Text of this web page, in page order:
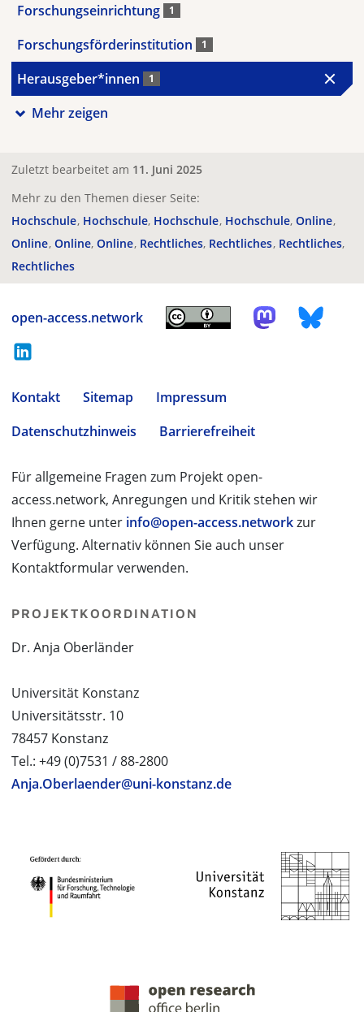
Forschungseinrichtung 1
Forschungsförderinstitution 1
Herausgeber*innen 1
Mehr zeigen
Zuletzt bearbeitet am 11. Juni 2025
Mehr zu den Themen dieser Seite:
Hochschule Hochschule Hochschule Hochschule Online
Online Online Online Rechtliches Rechtliches Rechtliches
Rechtliches
open-access.network
Kontakt Sitemap
Impressum
Datenschutzhinweis
Barrierefreiheit
Für allgemeine Fragen zum Projekt open-
access.network, Anregungen und Kritik stehen wir
Ihnen gerne unter info@open-access.networkzur
Verfügung. Alternativ können Sie auch unser
Kontaktformular verwenden.
PROJEKTKOORDINATION
Dr. Anja Oberländer
Universität Konstanz
Universitätsstr. 10
78457 Konstanz
Tel.: +49 (0)7531 / 88-2800
Anja.Oberlaender@uni-konstanz.de